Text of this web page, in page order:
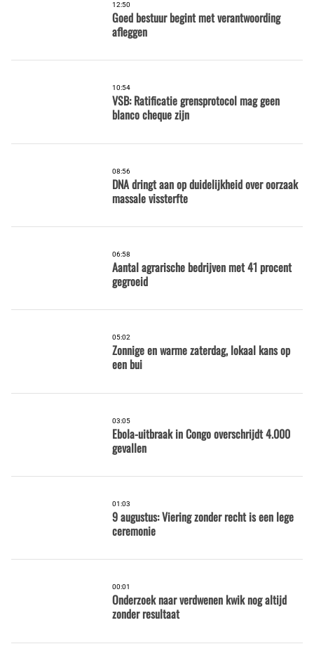
12:50
Goed bestuur begint met verantwoording
afleggen
10:54
VSB: Ratificatie grensprotocol mag geen
blanco cheque zijn
08:56
DNA dringt aan op duidelijkheid over oorzaak
massale vissterfte
06:58
Aantal agrarische bedrijven met 41 procent
gegroeid
05:02
Zonnige en warme zaterdag, lokaal kans op
een bui
03:05
Ebola-uitbraak in Congo overschrijdt 4.000
gevallen
01:03
9 augustus: Viering zonder recht is een lege
ceremonie
00:01
Onderzoek naar verdwenen kwik nog altijd
zonder resultaat